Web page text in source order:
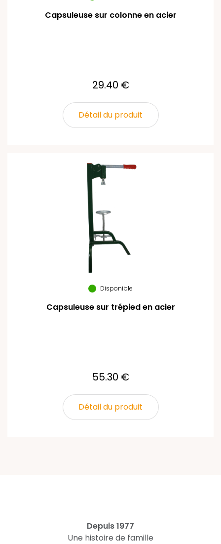
Capsuleuse sur colonne en acier
29.40 €
Détail du produit
Disponible
Capsuleuse sur trépied en acier
55.30 €
Détail du produit
Depuis 1977
Une histoire de famille